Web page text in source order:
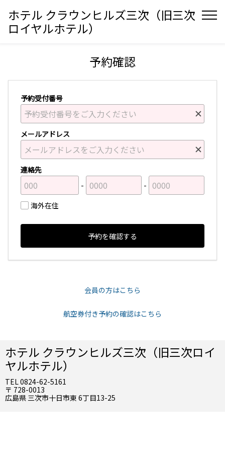
ホテル クラウンヒルズ三次（旧三次
ロイヤルホテル）
予約確認
予約受付番号
メールアドレス
連絡先
海外在住
予約を確認する
会員の方はこちら
航空券付き予約の確認はこちら
ホテル クラウンヒルズ三次（旧三次ロイ
ヤルホテル）
TEL 0824-62-5161
〒 728-0013
広島県 三次市十日市東 6丁目13-25